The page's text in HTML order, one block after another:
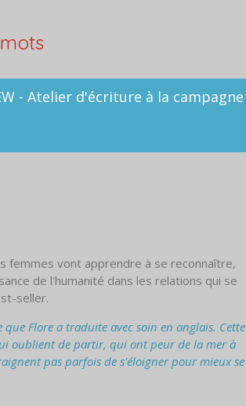
- Atelier d'écriture à la campagne
femmes vont apprendre à se reconnaître,
de l'humanité dans les relations qui se
seller.
Flore a traduite avec soin en anglais. Cette
oublient de partir, qui ont peur de la mer à
pas parfois de s'éloigner pour mieux se